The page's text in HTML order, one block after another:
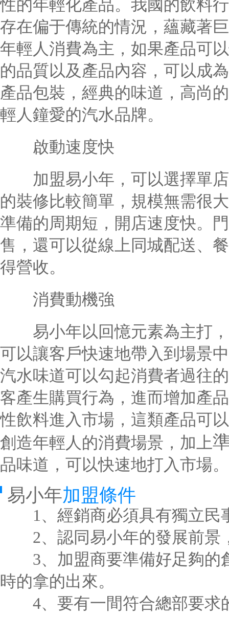
性的年輕化產品。我國的飲料
存在偏于傳統的情況，蘊藏著
年輕人消費為主，如果產品可
的品質以及產品內容，可以成
產品包裝，經典的味道，高尚
輕人鐘愛的汽水品牌。
啟動速度快
加盟易小年，可以選擇單店
的裝修比較簡單，規模無需很
準備的周期短，開店速度快。
售，還可以從線上同城配送、
得營收。
消費動機強
易小年以回憶元素為主打，
可以讓客戶快速地帶入到場景
汽水味道可以勾起消費者過往
客產生購買行為，進而增加產
性飲料進入市場，這類產品可
創造年輕人的消費場景，加上
品味道，可以快速地打入市場。
易小年加盟條件
1、經銷商必須具有獨立民
2、認同易小年的發展前景
3、加盟商要準備好足夠的
時的拿的出來。
4、要有一間符合總部要求